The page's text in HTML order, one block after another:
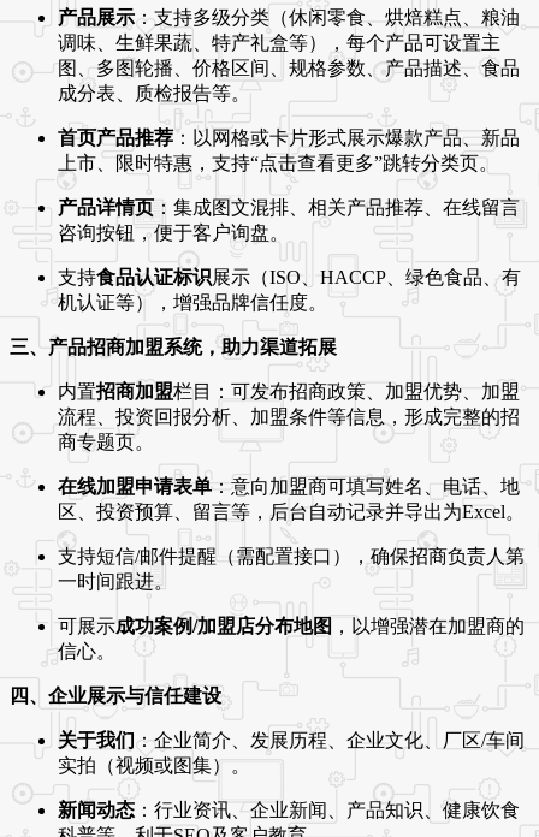
产品展示 ：支持多级分类（休闲零食、烘焙糕点、粮油
调味、生鲜果蔬、特产礼盒等），每个产品可设置主
图、多图轮播、价格区间、规格参数、产品描述、食品
成分表、质检报告等。
首页产品推荐：以网格或卡片形式展示爆款产品、新品
上市、限时特惠，支持“点击查看更多”跳转分类页。
产品详情页：集成图文混排、相关产品推荐、在线留言
咨询按钮，便于客户询盘。
支持食品认证标识展示（ISO、HACCP、绿色食品、有
机认证等），增强品牌信任度。
三、产品招商加盟系统，助力渠道拓展
内置招商加盟栏目：可发布招商政策、加盟优势、加盟
流程、投资回报分析、加盟条件等信息，形成完整的招
商专题页。
在线加盟申请表单：意向加盟商可填写姓名、电话、地
区、投资预算、留言等，后台自动记录并导出为Excel。
支持短信/邮件提醒（需配置接口），确保招商负责人第
一时间跟进。
可展示成功案例/加盟店分布地图 ，以增强潜在加盟商的
信心。
四、企业展示与信任建设
关于我们：企业简介、发展历程、企业文化、厂区/车间
实拍（视频或图集）。
新闻动态 ：行业资讯、企业新闻、产品知识、健康饮食